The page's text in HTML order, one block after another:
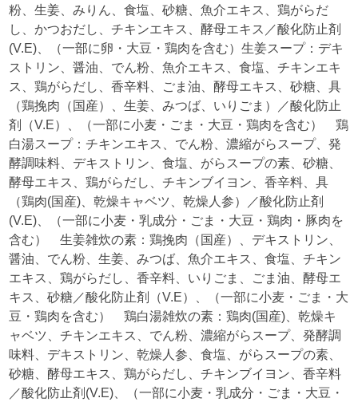
粉、生姜、みりん、食塩、砂糖、魚介エキス、鶏がらだ
し、かつおだし、チキンエキス、酵母エキス／酸化防止剤
(V.E)、（一部に卵・大豆・鶏肉を含む）生姜スープ：デキ
ストリン、醤油、でん粉、魚介エキス、食塩、チキンエキ
ス、鶏がらだし、香辛料、ごま油、酵母エキス、砂糖、具
（鶏挽肉（国産）、生姜、みつば、いりごま）／酸化防止
剤（V.E）、（一部に小麦・ごま・大豆・鶏肉を含む） 鶏
白湯スープ：チキンエキス、でん粉、濃縮がらスープ、発
酵調味料、デキストリン、食塩、がらスープの素、砂糖、
酵母エキス、鶏がらだし、チキンブイヨン、香辛料、具
（鶏肉(国産)、乾燥キャベツ、乾燥人参）／酸化防止剤
(V.E)、（一部に小麦・乳成分・ごま・大豆・鶏肉・豚肉を
含む） 生姜雑炊の素：鶏挽肉（国産）、デキストリン、
醤油、でん粉、生姜、みつば、魚介エキス、食塩、チキン
エキス、鶏がらだし、香辛料、いりごま、ごま油、酵母エ
キス、砂糖／酸化防止剤（V.E）、（一部に小麦・ごま・大
豆・鶏肉を含む） 鶏白湯雑炊の素：鶏肉(国産)、乾燥キ
ャベツ、チキンエキス、でん粉、濃縮がらスープ、発酵調
味料、デキストリン、乾燥人参、食塩、がらスープの素、
砂糖、酵母エキス、鶏がらだし、チキンブイヨン、香辛料
／酸化防止剤(V.E)、（一部に小麦・乳成分・ごま・大豆・